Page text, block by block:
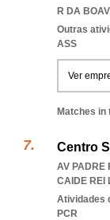
R DA
Outras
ASS
Ver
Matches in
Centro
AV PADRE
CAIDE REI
Atividades
PCR